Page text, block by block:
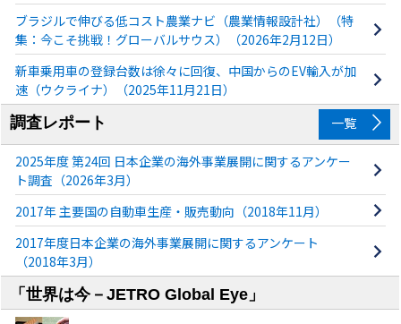
ブラジルで伸びる低コスト農業ナビ（農業情報設計社）（特
集：今こそ挑戦！グローバルサウス）（2026年2月12日）
新車乗用車の登録台数は徐々に回復、中国からのEV輸入が加
速（ウクライナ）（2025年11月21日）
調査レポート
一覧
2025年度 第24回 日本企業の海外事業展開に関するアンケー
ト調査（2026年3月）
2017年 主要国の自動車生産・販売動向（2018年11月）
2017年度日本企業の海外事業展開に関するアンケート
（2018年3月）
「世界は今－JETRO Global Eye」